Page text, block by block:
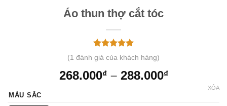
Áo thun thợ cắt tóc
5.00trên 5
dựa trên
1
đánh giá
(1 đánh giá của khách hàng)
268.000₫– 288.000₫
MÀU SẮC
XÓA